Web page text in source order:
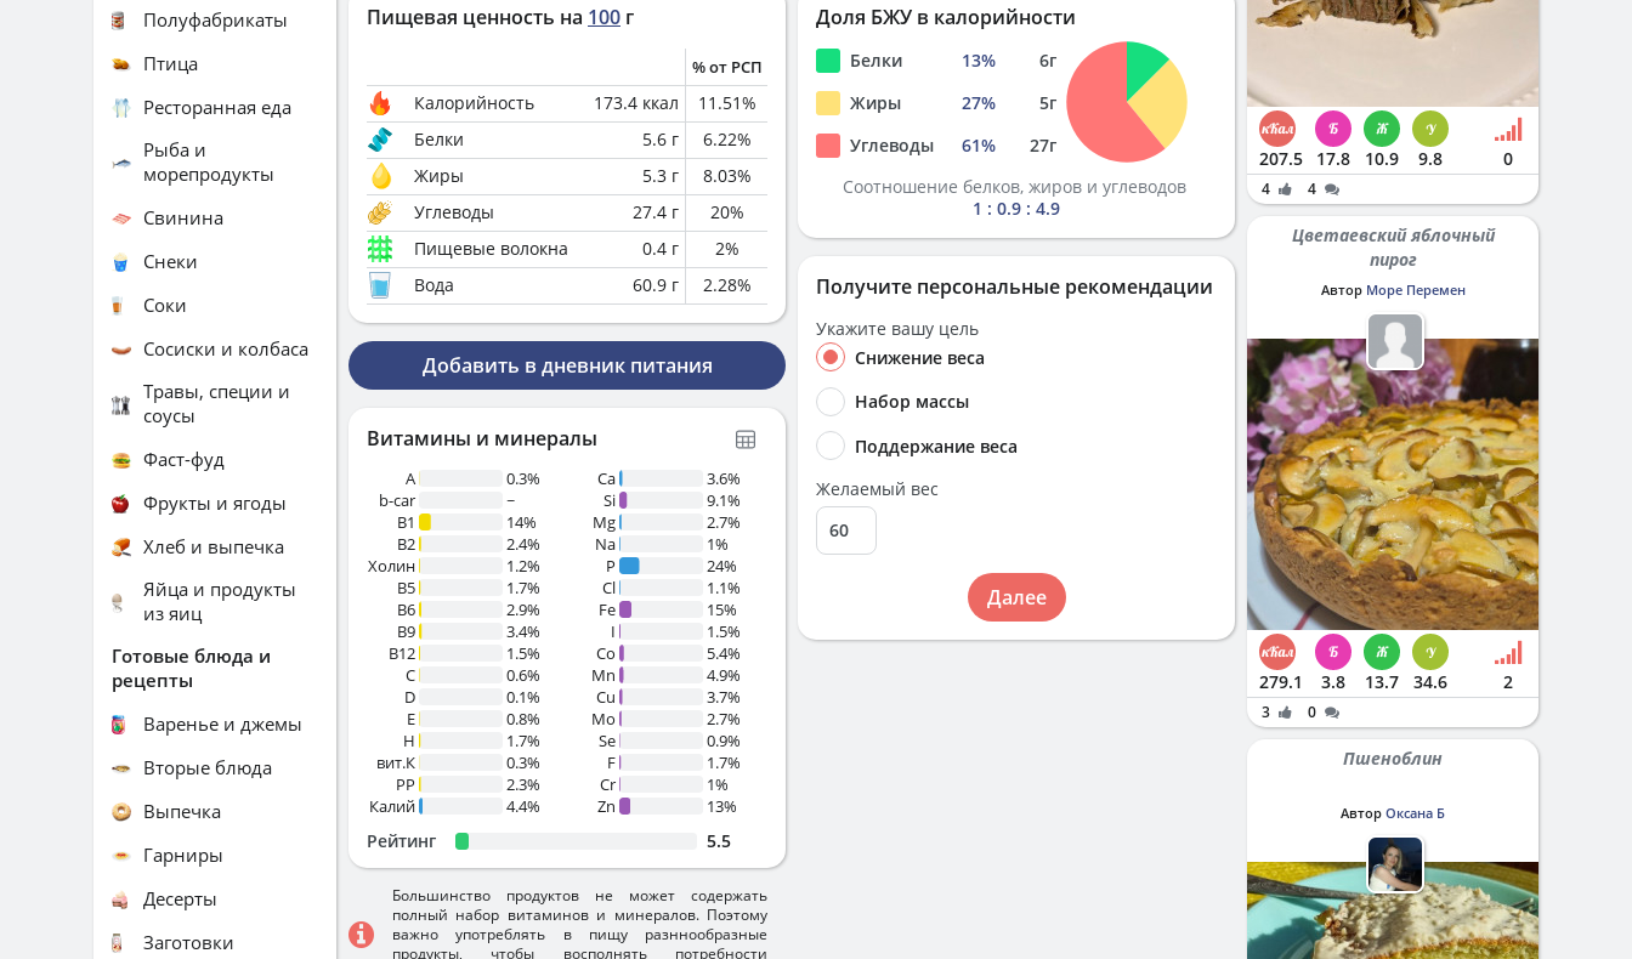
Пищевая ценность на 100 г
% от РСП
Калорийность 173.4 ккал 11.51%
Белки
5.6 г 6.22%
Жиры
5.3 г 8.03%
Углеводы
27.4 г 20%
Пищевые волокна
0.4 г 2%
Вода
60.9 г 2.28%
Добавить в дневник питания
Витамины и минералы
A
0.3%
b-car
~
В1
14%
B2
2.4%
Холин
1.2%
B5
1.7%
B6
2.9%
B9
3.4%
B12
1.5%
C
0.6%
D
0.1%
E
0.8%
H
1.7%
вит.К
0.3%
PP
2.3%
Калий
4.4%
Ca
3.6%
Si
9.1%
Mg
2.7%
Na
1%
P
24%
Cl
1.1%
Fe
15%
I
1.5%
Co
5.4%
Mn
4.9%
Cu
3.7%
Mo
2.7%
Se
0.9%
F
1.7%
Cr
1%
Zn
13%
Рейтинг 5.5
Большинство продуктов не может содержать
полный набор витаминов и минералов. Поэтому
важно употреблять в пищу разннообразные
продукты, чтобы восполнять потребности
Доля БЖУ в калорийности
Белки 13% 6г
Жиры
27% 5г
Углеводы
61% 27г
Соотношение белков, жиров и углеводов
1 : 0.9 : 4.9
Получите персональные рекомендации
Укажите вашу цель
Снижение веса
Набор массы
Поддержание веса
Желаемый вес
Далее
Полуфабрикаты
Птица
Ресторанная еда
Рыба и
морепродукты
Свинина
Снеки
Соки
Сосиски и колбаса
Травы, специи и
соусы
Фаст-фуд
Фрукты и ягоды
Хлеб и выпечка
Яйца и продукты
из яиц
Готовые блюда и
рецепты
Варенье и джемы
Вторые блюда
Выпечка
Гарниры
Десерты
Заготовки
207.5 17.8 10.9 9.8 0
4 4
Цветаевский яблочный
пирог
Автор Море Перемен
279.1 3.8 13.7 34.6 2
3 0
Пшеноблин
Автор Оксана Б